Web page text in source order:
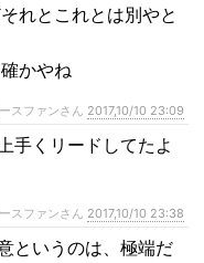
れとこれとは別やと
かやね
スファンさん 2017,10/10 23:09
手くリードしてたよ
スファンさん 2017,10/10 23:38
というのは、極端だ